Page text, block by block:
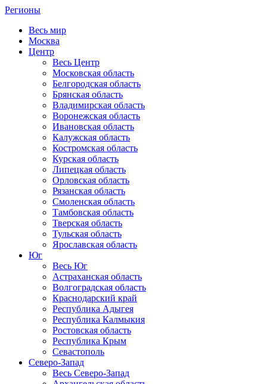
Регионы
Весь мир
Москва
Центр
Весь Центр
Московская область
Белгородская область
Брянская область
Владимирская область
Воронежская область
Ивановская область
Калужская область
Костромская область
Курская область
Липецкая область
Орловская область
Рязанская область
Смоленская область
Тамбовская область
Тверская область
Тульская область
Ярославская область
Юг
Весь Юг
Астраханская область
Волгоградская область
Краснодарский край
Республика Адыгея
Республика Калмыкия
Ростовская область
Республика Крым
Севастополь
Северо-Запад
Весь Северо-Запад